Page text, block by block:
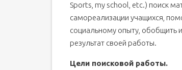
Sports, my school, etc.) поиск
самореализации учащихся,
социальному опыту, обобщить
результат своей работы.
Цели поисковой работы.